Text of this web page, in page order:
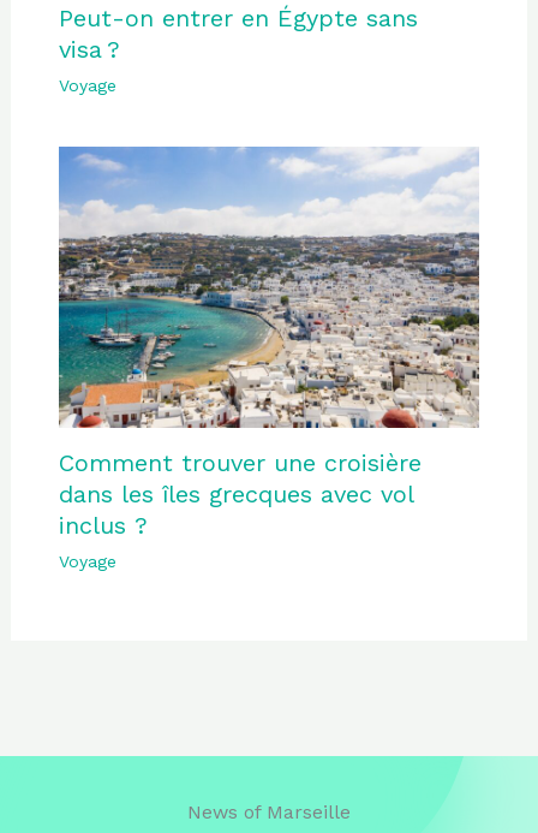
Peut-on entrer en Égypte sans
visa ?
Voyage
Comment trouver une croisière
dans les îles grecques avec vol
inclus ?
Voyage
News of Marseille